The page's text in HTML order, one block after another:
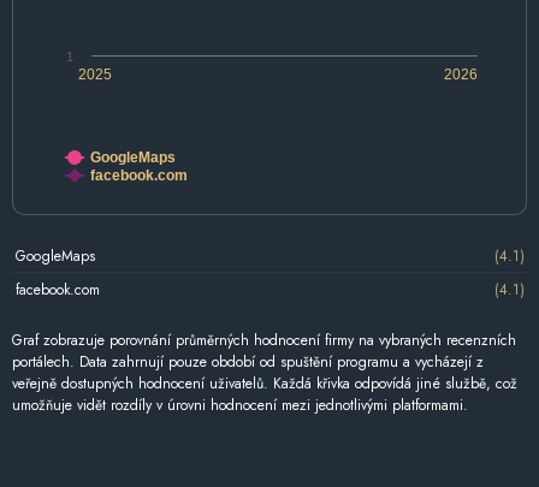
2025 2026
1
GoogleMaps
facebook.com
GoogleMaps
(4.1)
facebook.com
(4.1)
Graf zobrazuje porovnání průměrných hodnocení firmy na vybraných recenzních
portálech. Data zahrnují pouze období od spuštění programu a vycházejí z
veřejně dostupných hodnocení uživatelů. Každá křivka odpovídá jiné službě, což
umožňuje vidět rozdíly v úrovni hodnocení mezi jednotlivými platformami.